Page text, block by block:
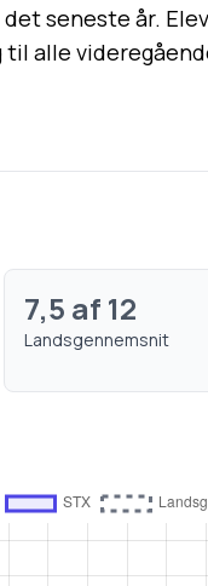
seneste år.
til alle
7,5 af 12
Landsgennemsnit